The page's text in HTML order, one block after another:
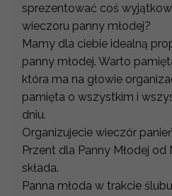
sprezentować coś
wieczoru panny młodej?
Mamy dla ciebie idealną
panny młodej. Warto
która ma na głowie
pamięta o wszystkim i
dniu.
Organizujecie wieczór
Przent dla Panny Młodej od
składa.
Panna młoda w trakcie